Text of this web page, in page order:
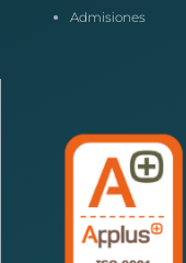
Admisiones